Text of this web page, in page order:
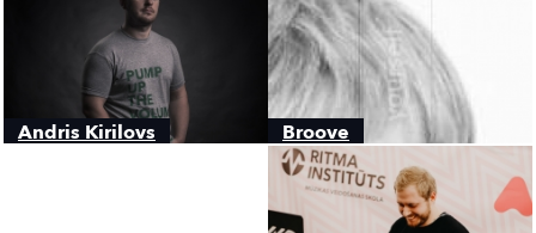
Andris Kirilovs Broove